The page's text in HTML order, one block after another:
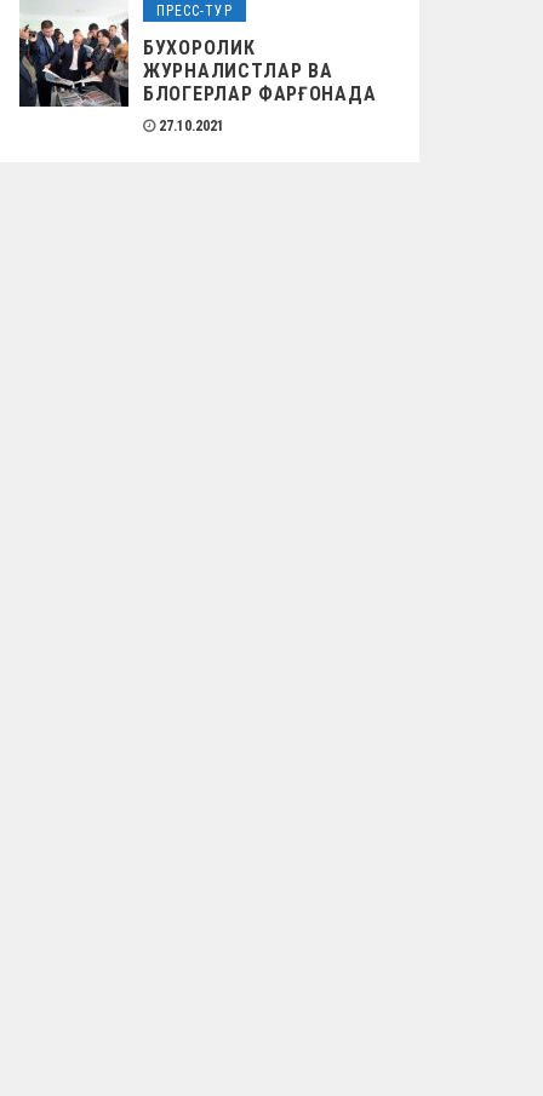
ПРЕСС-ТУР
БУХОРОЛИК
ЖУРНАЛИСТЛАР ВА
БЛОГЕРЛАР ФАРҒОНАДА
27.10.2021